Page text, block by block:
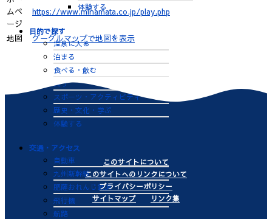
体験する
目的で探す
温泉に入る
泊まる
食べる・飲む
買う
スポーツ・アクティビティ
歴史・文化・学ぶ
体験する
交通・アクセス
自動車
九州新幹線
肥薩おれんじ鉄道
飛行機
航路
ムペ
ージ
https://www.minamata.co.jp/play.php
地図 グーグルマップで地図を表示
このサイトについて
このサイトへのリンクについて
プライバシーポリシー
サイトマップ
リンク集